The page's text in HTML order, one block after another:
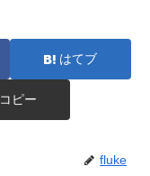
はてブ
コピー
fluke